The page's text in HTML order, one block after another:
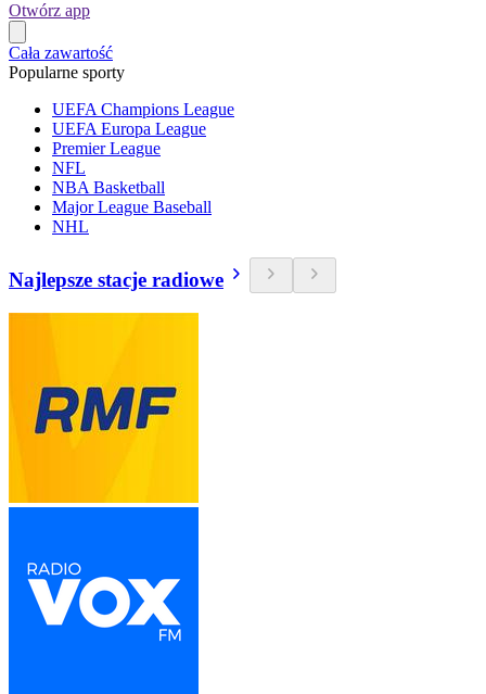
Otwórz app
Cała zawartość
Popularne sporty
UEFA Champions League
UEFA Europa League
Premier League
NFL
NBA Basketball
Major League Baseball
NHL
Najlepsze stacje radiowe